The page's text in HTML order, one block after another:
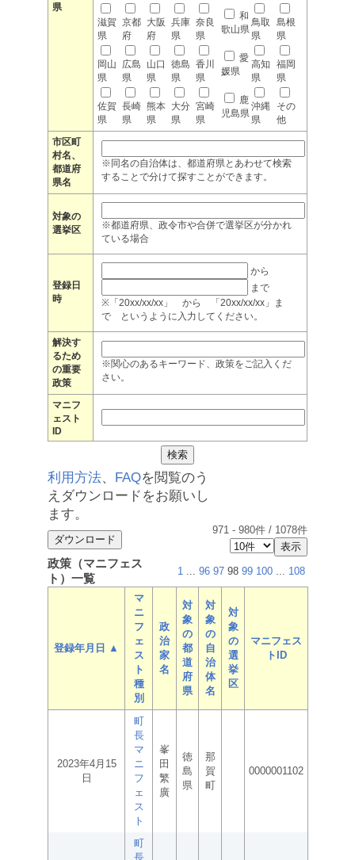
県
滋賀
県
京都
府
大阪
府
兵庫
県
奈良
県
和
歌山県
鳥取
県
島根
県
岡山
県
広島
県
山口
県
徳島
県
香川
県
愛
媛県
高知
県
福岡
県
佐賀
県
長崎
県
熊本
県
大分
県
宮崎
県
鹿
児島県
沖縄
県
その
他
市区町
村名、
都道府
県名
※同名の自治体は、都道府県とあわせて検索
することで分けて探すことができます。
対象の
選挙区
※都道府県、政令市や合併で選挙区が分かれ
ている場合
登録日
時
から
まで
※「20xx/xx/xx」 から 「20xx/xx/xx」ま
で というように入力してください。
解決す
るため
の重要
政策
※関心のあるキーワード、政策をご記入くだ
さい。
マニフ
ェスト
ID
利用方法、 FAQを閲覧のう
えダウンロードをお願いし
ます。
971 - 980件 / 1078件
政策（マニフェス
ト）一覧
1 ... 96 97 98 99 100 ... 108
登録年月日 ▲
マ
ニ
フ
ェ
ス
ト
種
別
政
治
家
名
対
象
の
都
道
府
県
対
象
の
自
治
体
名
対
象
の
選
挙
区
マニフェス
トID
2023年4月15
日
町
長
マ
ニ
フ
ェ
ス
ト
峯
田
繁
廣
徳
島
県
那
賀
町
0000001102
町
長